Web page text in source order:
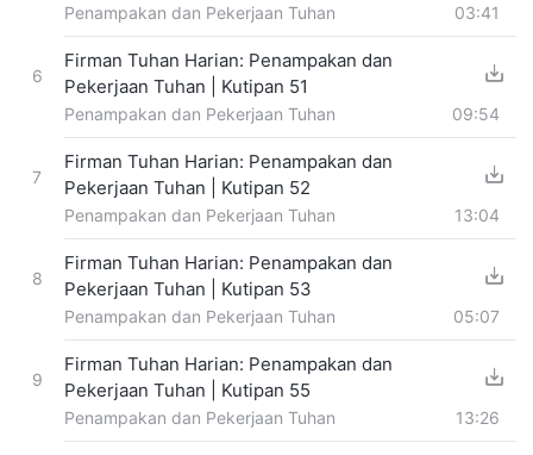
Penampakan dan Pekerjaan Tuhan 03:41
6
Firman Tuhan Harian: Penampakan dan
Pekerjaan Tuhan | Kutipan 51
Penampakan dan Pekerjaan Tuhan 09:54
7
Firman Tuhan Harian: Penampakan dan
Pekerjaan Tuhan | Kutipan 52
Penampakan dan Pekerjaan Tuhan 13:04
8
Firman Tuhan Harian: Penampakan dan
Pekerjaan Tuhan | Kutipan 53
Penampakan dan Pekerjaan Tuhan 05:07
9
Firman Tuhan Harian: Penampakan dan
Pekerjaan Tuhan | Kutipan 55
Penampakan dan Pekerjaan Tuhan 13:26